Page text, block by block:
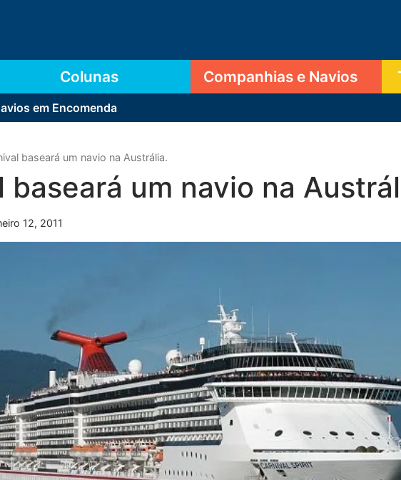
em Encomenda
Colunas Companhias e Navios
baseará um navio na Austrália.
baseará um navio na
12, 2011